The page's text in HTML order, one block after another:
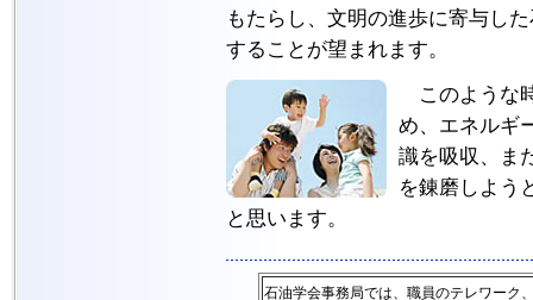
もたらし、文明の進歩に寄与し
することが望まれます。
このような
め、エネルギ
識を吸収、ま
を錬磨しよう
と思います。
石油学会事務局では、職員のテレワーク